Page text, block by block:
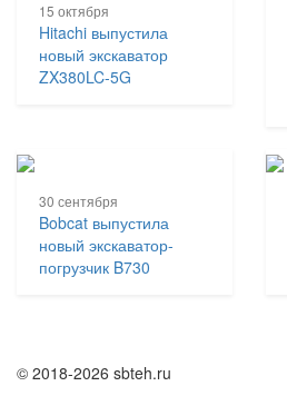
15 октября
Hitachi выпустила
новый экскаватор
ZX380LC-5G
30 сентября
Bobcat выпустила
новый экскаватор-
погрузчик B730
© 2018-2026 sbteh.ru